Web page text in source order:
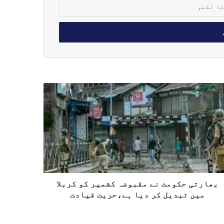
بھارتی حکومت نے مقبوضہ کشمیر کو کربلا
میں تبدیل کر دیا ہے،حریت قیادت